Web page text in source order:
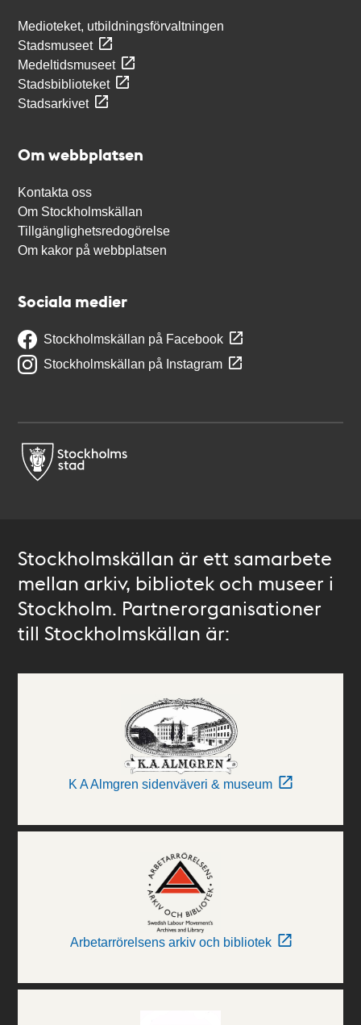
Medioteket, utbildningsförvaltningen
Stadsmuseet
Medeltidsmuseet
Stadsbiblioteket
Stadsarkivet
Om webbplatsen
Kontakta oss
Om Stockholmskällan
Tillgänglighetsredogörelse
Om kakor på webbplatsen
Sociala medier
Stockholmskällan på Facebook
Stockholmskällan på Instagram
Stockholmskällan är ett samarbete
mellan arkiv, bibliotek och museer i
Stockholm. Partnerorganisationer
till Stockholmskällan är:
K A Almgren sidenväveri & museum
Arbetarrörelsens arkiv och bibliotek